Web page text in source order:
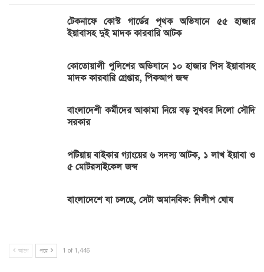
টেকনাফে কোস্ট গার্ডের পৃথক অভিযানে ৫৫ হাজার
ইয়াবাসহ দুই মাদক কারবারি আটক
কোতোয়ালী পুলিশের অভিযানে ১০ হাজার পিস ইয়াবাসহ
মাদক কারবারি গ্রেপ্তার, পিকআপ জব্দ
বাংলাদেশী কর্মীদের আকামা নিয়ে বড় সুখবর দিলো সৌদি
সরকার
পটিয়ায় বাইকার গ্যাংয়ের ৬ সদস্য আটক, ১ লাখ ইয়াবা ও
৫ মোটরসাইকেল জব্দ
বাংলাদেশে যা চলছে, সেটা অমানবিক: দিলীপ ঘোষ
আগে পরে 1 of 1,446